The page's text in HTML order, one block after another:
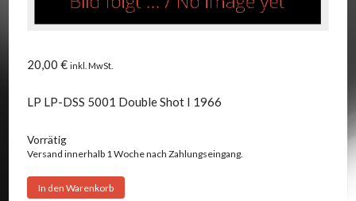
20,00 € inkl. MwSt.
LP LP-DSS 5001 Double Shot I 1966
Vorrätig
Versand innerhalb 1 Woche nach Zahlungseingang.
Count
In den Warenkorb